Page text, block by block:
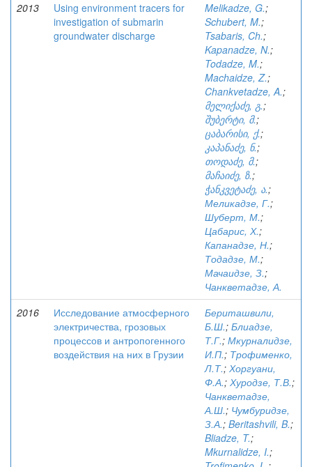
2013
Using environment tracers for
investigation of submarin
groundwater discharge
Melikadze, G.;
Schubert, M.;
Tsabaris, Ch.;
Kapanadze, N.;
Todadze, M.;
Machaidze, Z.;
Chankvetadze, A.;
მელიქაძე, გ.;
შუბერტი, მ.;
ცაბარისი, ქ.;
კაპანაძე, ნ.;
თოდაძე, მ.;
მაჩაიძე, ზ.;
ჭანკვეტაძე, ა.;
Меликадзе, Г.;
Шуберт, М.;
Цабарис, Х.;
Капанадзе, Н.;
Тодадзе, М.;
Мачаидзе, З.;
Чанкветадзе, А.
2016
Исследование атмосферного
электричества, грозовых
процессов и антропогенного
воздействия на них в Грузии
Бериташвили,
Б.Ш.; Блиадзе,
Т.Г.; Мкурналидзе,
И.П.; Трофименко,
Л.Т.; Хоргуани,
Ф.А.; Хуродзе, Т.В.;
Чанкветадзе,
А.Ш.; Чумбуридзе,
З.А.; Beritashvili, B.;
Bliadze, T.;
Mkurnalidze, I.;